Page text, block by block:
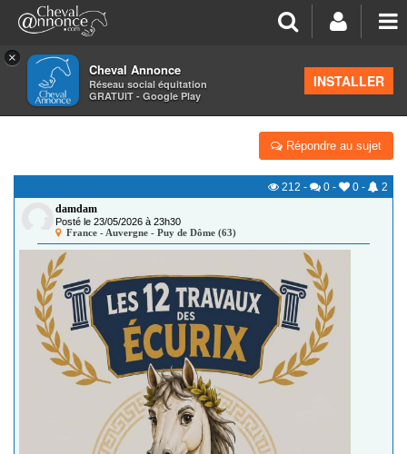
×
Cheval Annonce
Réseau social équitation
GRATUIT - Google Play
INSTALLER
>Petites annonces>Manifestations équestres diverses
FÊTE DU CLUB
Répondre au sujet
212 - 0 - 0 -
2
damdam
Posté le 23/05/2026 à 23h30
France - Auvergne - Puy de Dôme (63)